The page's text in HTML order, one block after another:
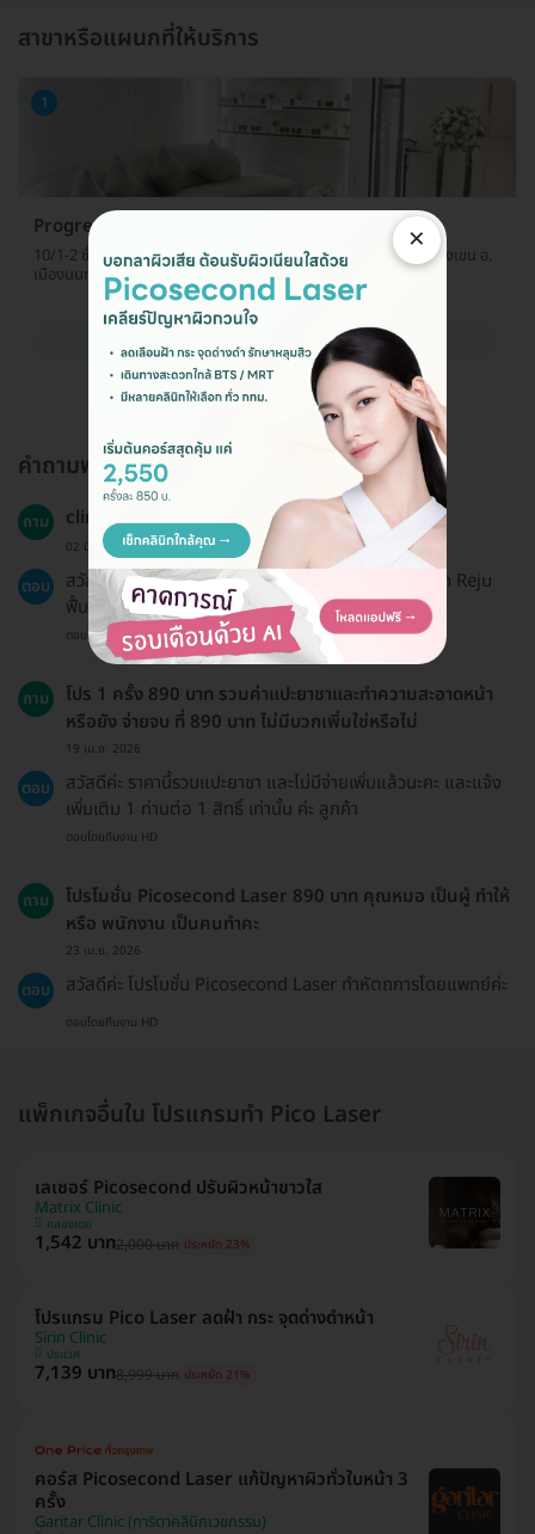
สาขาหรือแผนกที่ให้บริการ
1
Progression Clinic
10/1-2 ชั้น 10 เดอะมอลล์ ไลฟ์สโตร์ งามวงศ์วาน ถ. งามวงศ์วาน ต. บางเขน อ.
เมืองนนทบุรี จ. นนทบุรี 11000
คำถามพบบ่อย
ถาม clinic ใช้เครื่องรุ่นอะไรคะ
02 มี.ค. 2026
ตอบ
สวัสดีค่ะ แพ็กเกจนี้ให้บริการด้วยเครื่อง PicoCare โหมด Reju
ฟื้นฟูสภาพผิวหน้าค่ะ
ตอบโดยทีมงาน HD
ถาม
โปร 1 ครั้ง 890 บาท รวมค่าแปะยาชาและทำความสะอาดหน้า
หรือยัง จ่ายจบ ที่ 890 บาท ไม่มีบวกเพิ่มใช่หรือไม่
19 เม.ย. 2026
ตอบ
สวัสดีค่ะ ราคานี้รวมแปะยาชา และไม่มีจ่ายเพิ่มแล้วนะคะ และแจ้ง
เพิ่มเติม 1 ท่านต่อ 1 สิทธิ์ เท่านั้น ค่ะ ลูกค้า
ตอบโดยทีมงาน HD
ถาม
โปรโมชั่น Picosecond Laser 890 บาท คุณหมอ เป็นผู้ ทำให้
หรือ พนักงาน เป็นคนทำคะ
23 เม.ย. 2026
ตอบ สวัสดีค่ะ โปรโมชั่น Picosecond Laser ทำหัตถการโดยแพทย์ค่ะ
ตอบโดยทีมงาน HD
แพ็กเกจอื่นใน โปรแกรมทำ Pico Laser
เลเซอร์ Picosecond ปรับผิวหน้าขาวใส
Matrix Clinic
คลองเตย
1,542 บาท2,000 บาท ประหยัด 23%
โปรแกรม Pico Laser ลดฝ้า กระ จุดด่างดำหน้า
Sirin Clinic
ประเวศ
7,139 บาท8,999 บาท ประหยัด 21%
คอร์ส Picosecond Laser แก้ปัญหาผิวทั่วใบหน้า 3
ครั้ง
Garitar Clinic (การิตาคลินิกเวชกรรม)
×